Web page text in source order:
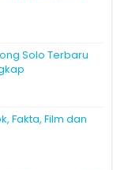
Solo Terbaru
Fakta, Film dan